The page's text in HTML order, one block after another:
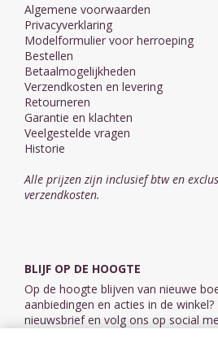
Algemene voorwaarden
Privacyverklaring
Modelformulier voor herroeping
Bestellen
Betaalmogelijkheden
Verzendkosten en levering
Retourneren
Garantie en klachten
Veelgestelde vragen
Historie
Alle prijzen zijn inclusief btw en
verzendkosten.
BLIJF OP DE HOOGTE
Op de hoogte blijven van nieuwe
aanbiedingen en acties in de
nieuwsbrief en volg ons op social